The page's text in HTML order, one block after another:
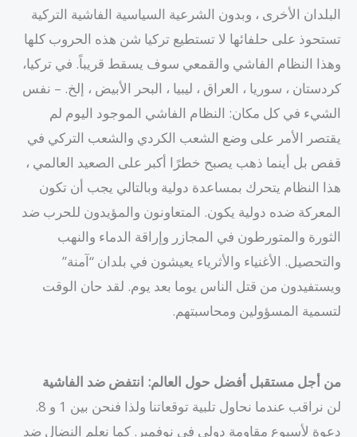
البلدان الأخرى ، وبدون الشرعية السياسية الفاشية التركية
تستحوذ على حلفائها لا تستطيع تركيا شن هذه الحروب كلها
وهذا النظام الفاشي والقمعي سوف يسقط قريباً. في تركيا،
كردستان ، سوريا ، العراق ، ليبيا ، البحر الأبيض ، إلخ. – نفس
الشيء في كل مكان: النظام الفاشي الموجود اليوم لم
يقتصر الأمر على وضع الشعب الكردي والشعب التركي في
قفص بل أينما ذهب يصبح خطرًا أكبر على الصعيد العالمي ،
هذا النظام يتحرك بمساعدة دولية وبالتالي يجب أن تكون
المعركة ضده دولية يكون. المتعاونون والمؤيدون للحرب ضد
الثورة والمتورطون في المجازر وإراقة الدماء والنهب
والتحصيل. الأغنياء والأثرياء يعيشون في بلدان “آمنة”
ويستفيدون من قتل الناس يوما بعد يوم. لقد حان الوقت
لتسمية المسؤولين ومحاسبتهم.
من أجل مستقبل أفضل حول العالم: انتفض ضد الفاشية
لن نراقب عندما نحاول تلبية توقعاتنا ولذا فنحن بين 1 و 8.
دعوة لأسبوع مقاومة دولي في نوفمبر. كما نعلم النضال ضد